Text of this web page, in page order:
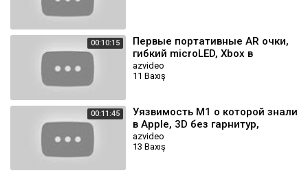
00:10:15
Первые портативные AR очки,
гибкий microLED, Xbox в
кармане, первые космо-
туристы и другие новости
azvideo
11 Baxış
00:11:45
Уязвимость M1 о которой знали
в Apple, 3D без гарнитур,
новости про туннели Маска и
многое другое!
azvideo
13 Baxış